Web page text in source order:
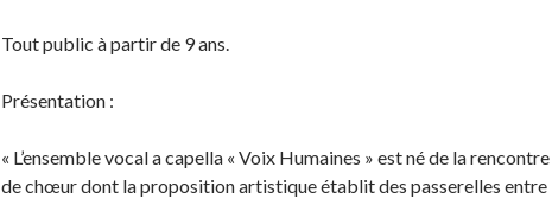
Tout public à partir de 9 ans.
Présentation :
« L’ensemble vocal a capella « Voix Humaines » est né de la
de chœur dont la proposition artistique établit des passerelles